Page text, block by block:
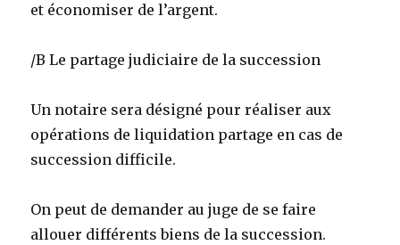
et économiser de l’argent.
/B Le partage judiciaire de la succession
Un notaire sera désigné pour réaliser aux
opérations de liquidation partage en cas de
succession difficile.
On peut de demander au juge de se faire
allouer différents biens de la succession.